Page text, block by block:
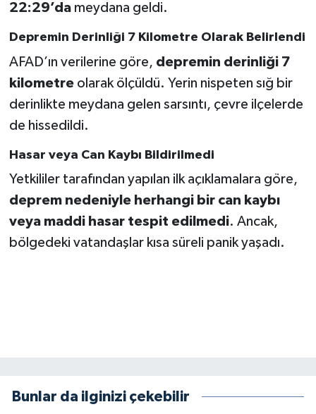
22:29’dameydana geldi.
Depremin Derinliği 7 Kilometre Olarak Belirlendi
AFAD’ın verilerine göre, depremin derinliği 7
kilometreolarak ölçüldü. Yerin nispeten sığ bir
derinlikte meydana gelen sarsıntı, çevre ilçelerde
de hissedildi.
Hasar veya Can Kaybı Bildirilmedi
Yetkililer tarafından yapılan ilk açıklamalara göre,
deprem nedeniyle herhangi bir can kaybı
veya maddi hasar tespit edilmedi. Ancak,
bölgedeki vatandaşlar kısa süreli panik yaşadı.
Bunlar da ilginizi çekebilir
MEDYA
ÜÇÜNCÜ SAYFA
BİLİMNET
Yemek
SİVİL TOPLUM
SEÇİM 2014
OTOMOBİL